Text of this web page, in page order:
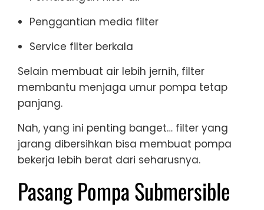
Penggantian media filter
Service filter berkala
Selain membuat air lebih jernih, filter
membantu menjaga umur pompa tetap
panjang.
Nah, yang ini penting banget… filter yang
jarang dibersihkan bisa membuat pompa
bekerja lebih berat dari seharusnya.
Pasang Pompa Submersible